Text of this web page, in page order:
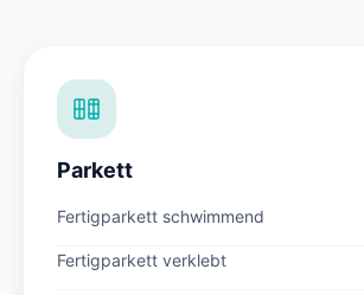
Parkett
Fertigparkett schwimmend
Fertigparkett verklebt